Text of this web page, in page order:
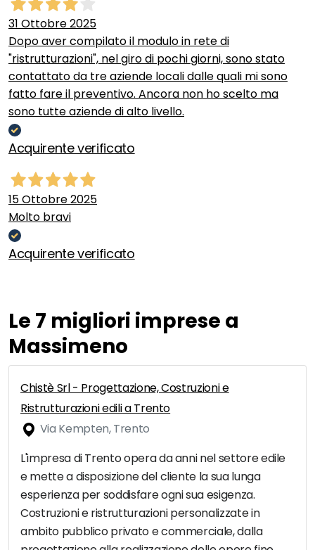
31 Ottobre 2025
Dopo aver compilato il modulo in rete di
"ristrutturazioni", nel giro di pochi giorni, sono stato
contattato da tre aziende locali dalle quali mi sono
fatto fare il preventivo. Ancora non ho scelto ma
sono tutte aziende di alto livello.
Acquirente verificato
15 Ottobre 2025
Molto bravi
Acquirente verificato
Le 7 migliori imprese a
Massimeno
Chistè Srl - Progettazione, Costruzioni e
Ristrutturazioni edili a Trento
Via Kempten, Trento
L'impresa di Trento opera da anni nel settore edile
e mette a disposizione del cliente la sua lunga
esperienza per soddisfare ogni sua esigenza.
Costruzioni e ristrutturazioni personalizzate in
ambito pubblico privato e commerciale, dalla